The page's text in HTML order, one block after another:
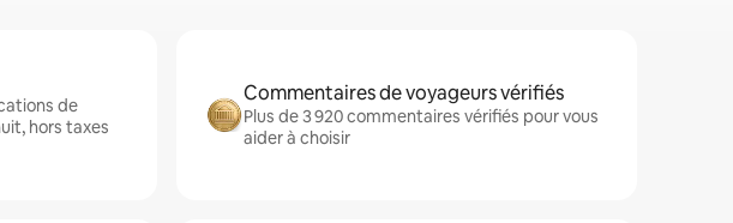
de
hors taxes
Commentaires de voyageurs vérifiés
Plus de 3 920 commentaires vérifiés pour vous
aider à choisir